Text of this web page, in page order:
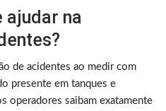
ajudar na
de acidentes ao medir com
presente em tanques e
operadores saibam exatamente